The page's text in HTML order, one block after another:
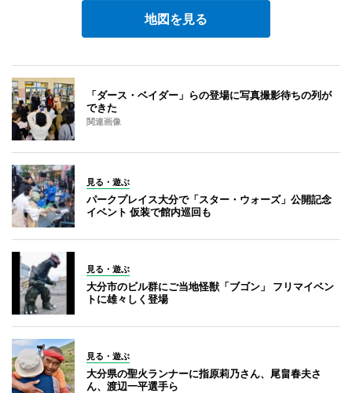
地図を見る
「ダース・ベイダー」らの登場に写真撮影待ちの列が
できた
関連画像
見る・遊ぶ
パークプレイス大分で「スター・ウォーズ」公開記念
イベント 仮装で館内巡回も
見る・遊ぶ
大分市のビル群にご当地怪獣「ブゴン」 フリマイベン
トに雄々しく登場
見る・遊ぶ
大分県の聖火ランナーに指原莉乃さん、尾畠春夫さ
ん、渡辺一平選手ら